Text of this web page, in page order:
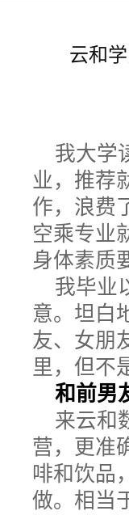
云和
我大学
业，推荐
作，浪费
空乘专业
身体素质
我毕业
意。坦白
友、女朋
里，但不
和前男
来云和
营，更准
啡和饮品
做。相当